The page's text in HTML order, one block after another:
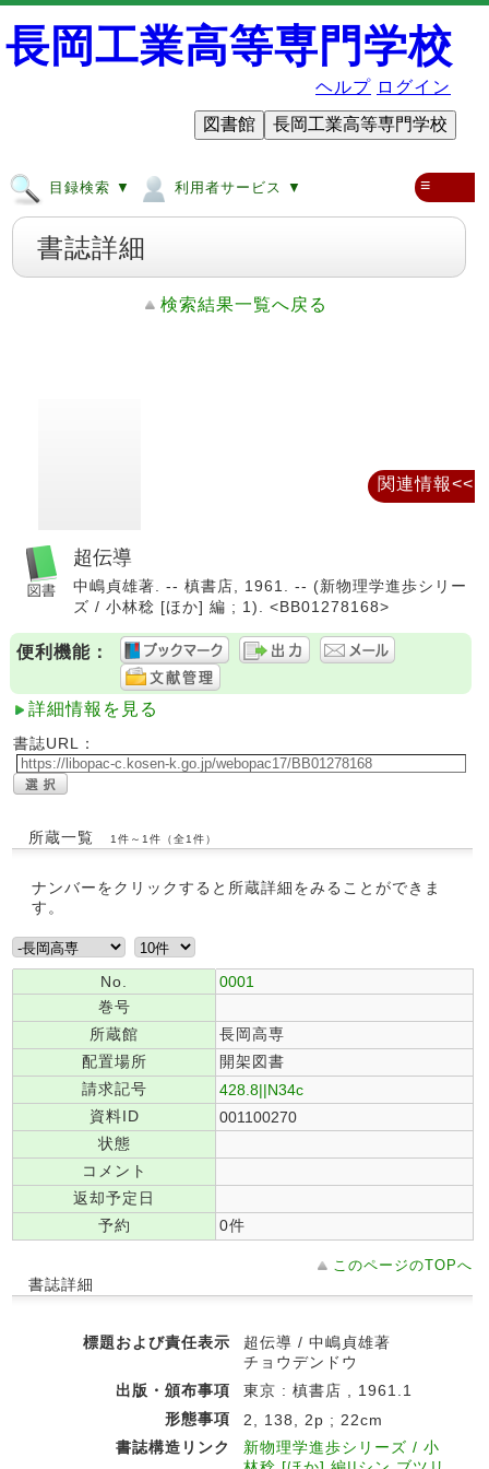
長岡工業高等専門学校
ヘルプ ログイン
図書館
長岡工業高等専門学校
目録検索 ▼ 利用者サービス ▼ ≡
書誌詳細
検索結果一覧へ戻る
超伝導
中嶋貞雄著. -- 槙書店, 1961. -- (新物理学進歩シリー
ズ / 小林稔 [ほか] 編 ; 1). <BB01278168>
便利機能：
詳細情報を見る
書誌URL：
所蔵一覧 1件～1件（全1件）
ナンバーをクリックすると所蔵詳細をみることができま
す。
No.
0001
巻号
所蔵館
長岡高専
配置場所
開架図書
請求記号
428.8||N34c
資料ID
001100270
状態
コメント
返却予定日
予約
0件
このページのTOPへ
書誌詳細
標題および責任表示
超伝導 / 中嶋貞雄著
チョウデンドウ
出版・頒布事項
東京 : 槙書店 , 1961.1
形態事項
2, 138, 2p ; 22cm
書誌構造リンク
新物理学進歩シリーズ / 小
関連情報<<